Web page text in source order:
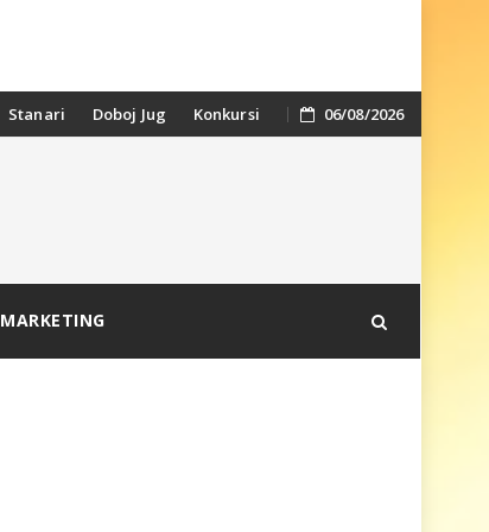
Stanari Doboj Jug Konkursi 06/08/2026
MARKETING